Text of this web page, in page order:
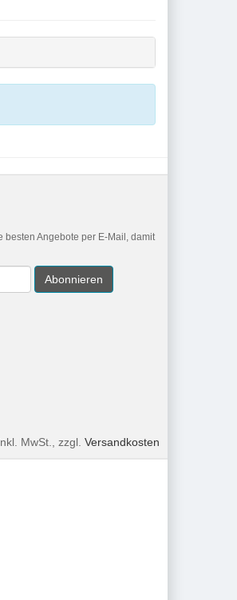
besten Angebote per E-Mail, damit
Abonnieren
MwSt., zzgl. Versandkosten